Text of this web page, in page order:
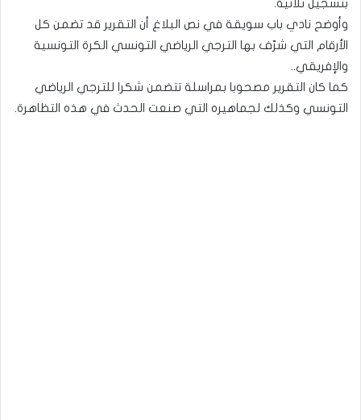
بتسجيل ثلاثية.
وأوضح نادي باب سويقة في نص البلاغ أن التقرير قد تضمن كل
الأرقام التي شرّف بها الترجي الرياضي التونسي الكرة التونسية
والإفريقي..
كما كان التقرير مصحوبا بمراسلة تتضمن شكرا للترجي الرياضي
التونسي وكذلك لجماهيره التي صنعت الحدث في هذه التظاهرة.